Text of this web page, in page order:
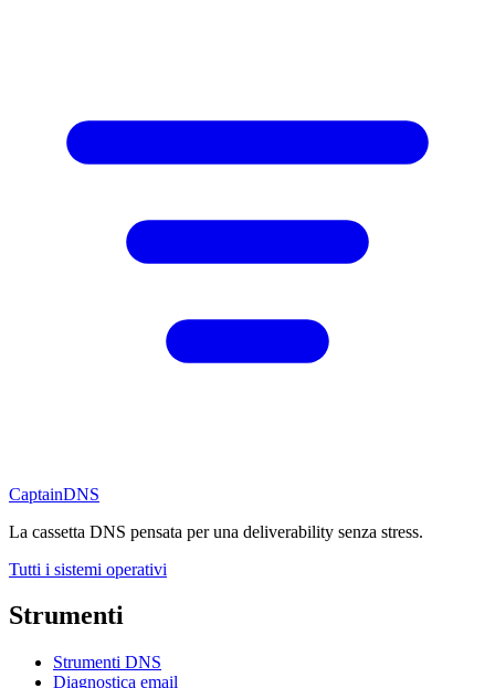
CaptainDNS
La cassetta DNS pensata per una deliverability senza stress.
Tutti i sistemi operativi
Strumenti
Strumenti DNS
Diagnostica email